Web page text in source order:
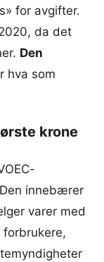
for avgifter.
da det
Den
hva som
krone
innebærer
varer med